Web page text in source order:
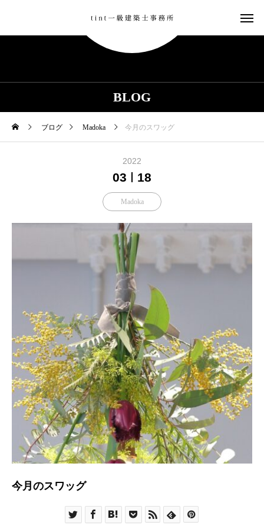
BLOG
ブログ Madoka 今月のスワッグ
2022
03 18
Madoka
今月のスワッグ